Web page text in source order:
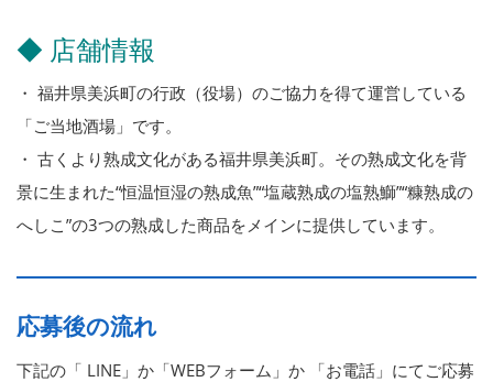
◆ 店舗情報
・ 福井県美浜町の行政（役場）のご協力を得て運営している
「ご当地酒場」です。
・ 古くより熟成文化がある福井県美浜町。その熟成文化を背
景に生まれた“恒温恒湿の熟成魚”“塩蔵熟成の塩熟鰤”“糠熟成の
へしこ”の3つの熟成した商品をメインに提供しています。
応募後の流れ
下記の「 LINE」か「WEBフォーム」か 「お電話」にてご応募